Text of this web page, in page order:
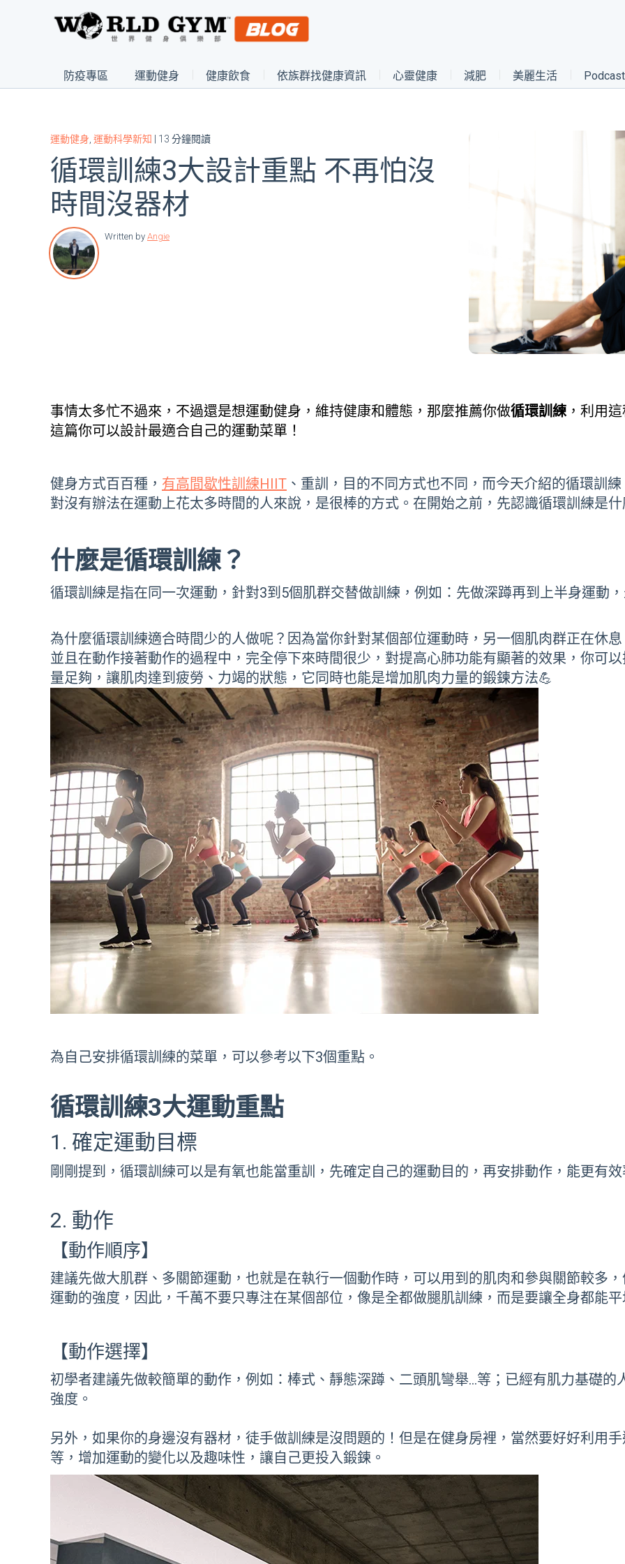
防疫專區 運動健身 健康飲食 依族群找健康資訊 心靈健康 減肥 美麗生活
運動健身 運動科學新知 | 13 分鐘閱讀
循環訓練3大設計重點 不再怕沒
時間沒器材
Written by Angie
事情太多忙不過來，不過還是想運動健身，維持健康和體態，那麼推薦你做循環訓練 ，利用
這篇你可以設計最適合自己的運動菜單！
健身方式百百種， 有高間歇性訓練HIIT 、重訓，目的不同方式也不同，而今天介紹的循環訓
對沒有辦法在運動上花太多時間的人來說，是很棒的方式。在開始之前，先認識循環訓練是什
什麼是循環訓練？
循環訓練是指在同一次運動，針對3到5個肌群交替做訓練，例如：先做深蹲再到上半身運動
為什麼循環訓練適合時間少的人做呢？因為當你針對某個部位運動時，另一個肌肉群正在休
並且在動作接著動作的過程中，完全停下來時間很少，對提高心肺功能有顯著的效果，你可
量足夠，讓肌肉達到疲勞、力竭的狀態，它同時也能是增加肌肉力量的鍛鍊方法💪
為自己安排循環訓練的菜單，可以參考以下3個重點。
循環訓練3大運動重點
1. 確定運動目標
剛剛提到，循環訓練可以是有氧也能當重訓，先確定自己的運動目的，再安排動作，能更有效
2. 動作
【動作順序】
建議先做大肌群、多關節運動，也就是在執行一個動作時，可以用到的肌肉和參與關節較多
運動的強度，因此，千萬不要只專注在某個部位，像是全都做腿肌訓練，而是要讓全身都能平
【動作選擇】
初學者建議先做較簡單的動作，例如：棒式、靜態深蹲、二頭肌彎舉…等；已經有肌力基礎
強度。
另外，如果你的身邊沒有器材，徒手做訓練是沒問題的！但是在健身房裡，當然要好好利用
等，增加運動的變化以及趣味性，讓自己更投入鍛鍊。